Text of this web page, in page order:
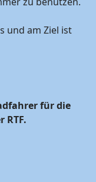
und am Ziel ist
für die
RTF.